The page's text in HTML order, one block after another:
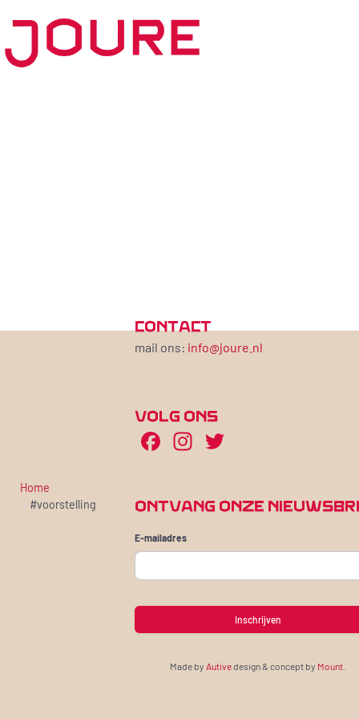
Home
#voorstelling
CONTACT
mail ons: info@joure.nl
VOLG ONS
Facebook
Instagram
ONTVANG ONZE
E-mailadres
Made by Autivedesign & concept by Mount